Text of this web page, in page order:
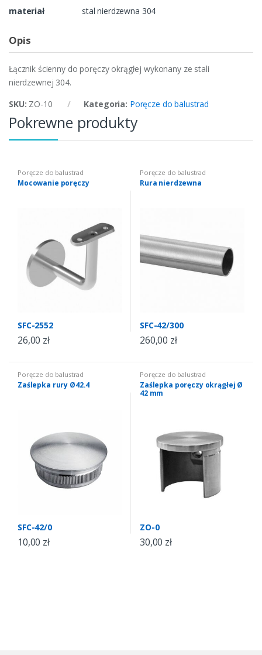
materiał stal nierdzewna 304
Opis
Łącznik ścienny do poręczy okrągłej wykonany ze stali
nierdzewnej 304.
SKU: ZO-10 Kategoria: Poręcze do balustrad
Pokrewne produkty
Poręcze do balustrad
Mocowanie poręczy
SFC-2552
26,00 zł
Poręcze do balustrad
Rura nierdzewna
SFC-42/300
260,00 zł
Poręcze do balustrad
Zaślepka rury Ø42.4
SFC-42/0
10,00 zł
Poręcze do balustrad
Zaślepka poręczy okrągłej Ø
42 mm
ZO-0
30,00 zł